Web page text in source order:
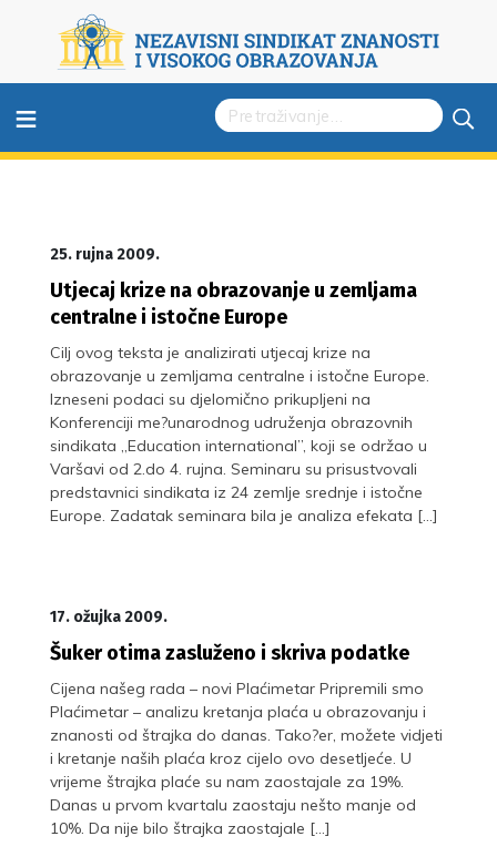
≡
25. rujna 2009.
Utjecaj krize na obrazovanje u zemljama
centralne i istočne Europe
Cilj ovog teksta je analizirati utjecaj krize na
obrazovanje u zemljama centralne i istočne Europe.
Izneseni podaci su djelomično prikupljeni na
Konferenciji me?unarodnog udruženja obrazovnih
sindikata „Education international”, koji se održao u
Varšavi od 2.do 4. rujna. Seminaru su prisustvovali
predstavnici sindikata iz 24 zemlje srednje i istočne
Europe. Zadatak seminara bila je analiza efekata […]
17. ožujka 2009.
Šuker otima zasluženo i skriva podatke
Cijena našeg rada – novi Plaćimetar Pripremili smo
Plaćimetar – analizu kretanja plaća u obrazovanju i
znanosti od štrajka do danas. Tako?er, možete vidjeti
i kretanje naših plaća kroz cijelo ovo desetljeće. U
vrijeme štrajka plaće su nam zaostajale za 19%.
Danas u prvom kvartalu zaostaju nešto manje od
10%. Da nije bilo štrajka zaostajale […]